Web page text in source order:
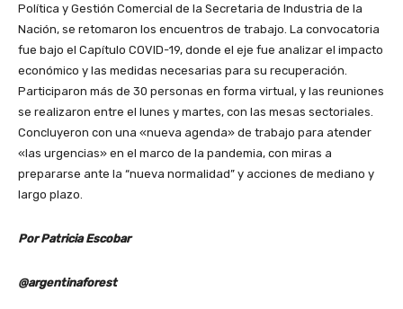
Política y Gestión Comercial de la Secretaria de Industria de la
Nación, se retomaron los encuentros de trabajo. La convocatoria
fue bajo el Capítulo COVID-19, donde el eje fue analizar el impacto
económico y las medidas necesarias para su recuperación.
Participaron más de 30 personas en forma virtual, y las reuniones
se realizaron entre el lunes y martes, con las mesas sectoriales.
Concluyeron con una «nueva agenda» de trabajo para atender
«las urgencias» en el marco de la pandemia, con miras a
prepararse ante la “nueva normalidad” y acciones de mediano y
largo plazo.
Por Patricia Escobar
@argentinaforest